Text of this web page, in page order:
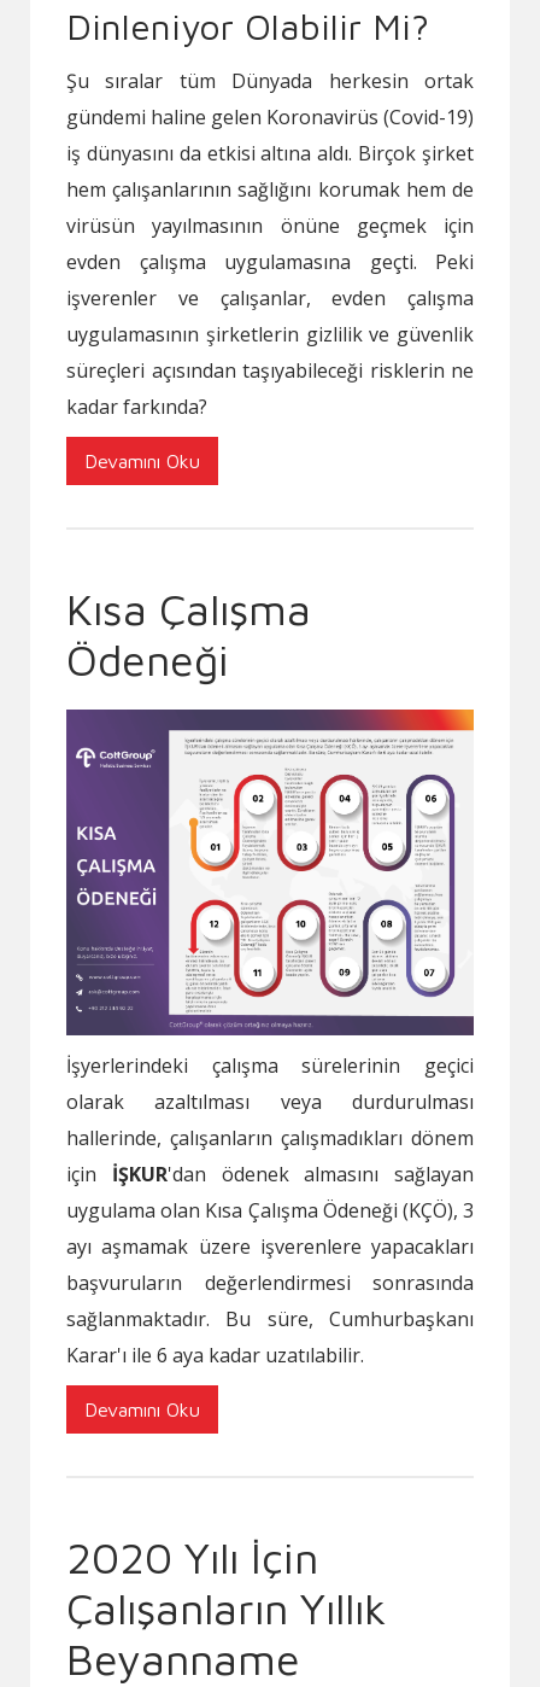
Dinleniyor Olabilir Mi?
Şu sıralar tüm Dünyada herkesin ortak
gündemi haline gelen Koronavirüs (Covid-19)
iş dünyasını da etkisi altına aldı. Birçok şirket
hem çalışanlarının sağlığını korumak hem de
virüsün yayılmasının önüne geçmek için
evden çalışma uygulamasına geçti. Peki
işverenler ve çalışanlar, evden çalışma
uygulamasının şirketlerin gizlilik ve güvenlik
süreçleri açısından taşıyabileceği risklerin ne
kadar farkında?
Devamını Oku
Kısa Çalışma
Ödeneği
İşyerlerindeki çalışma sürelerinin geçici
olarak azaltılması veya durdurulması
hallerinde, çalışanların çalışmadıkları dönem
için İŞKUR'dan ödenek almasını sağlayan
uygulama olan Kısa Çalışma Ödeneği (KÇÖ), 3
ayı aşmamak üzere işverenlere yapacakları
başvuruların değerlendirmesi sonrasında
sağlanmaktadır. Bu süre, Cumhurbaşkanı
Karar'ı ile 6 aya kadar uzatılabilir.
Devamını Oku
2020 Yılı İçin
Çalışanların Yıllık
Beyanname